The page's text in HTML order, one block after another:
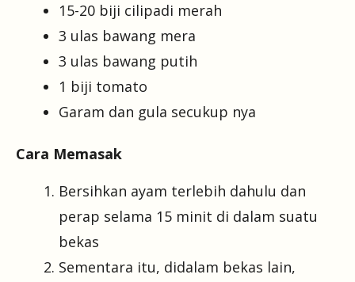
15-20 biji cilipadi merah
3 ulas bawang mera
3 ulas bawang putih
1 biji tomato
Garam dan gula secukup nya
Cara Memasak
Bersihkan ayam terlebih dahulu dan
perap selama 15 minit di dalam suatu
bekas
Sementara itu, didalam bekas lain,